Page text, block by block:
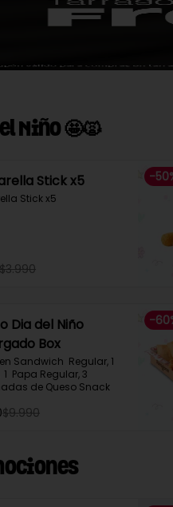
Niño 🤩🙀
-50
Stick x5
Stick x5
$3.990
-60
Dia del Niño
Box​
Sandwich  Regular, 1
1  Papa Regular, 3
de Queso Snack
$9.990